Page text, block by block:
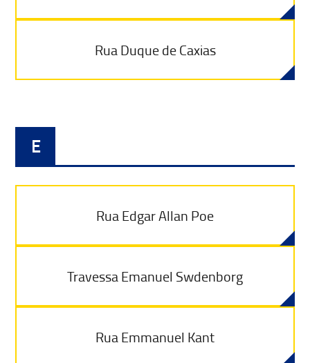
Rua Duque de Caxias
E
Rua Edgar Allan Poe
Travessa Emanuel Swdenborg
Rua Emmanuel Kant